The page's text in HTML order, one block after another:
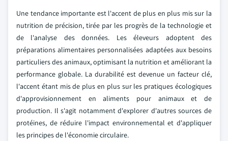
Une tendance importante est l'accent de plus en plus mis sur la
nutrition de précision, tirée par les progrès de la technologie et
de l'analyse des données. Les éleveurs adoptent des
préparations alimentaires personnalisées adaptées aux besoins
particuliers des animaux, optimisant la nutrition et améliorant la
performance globale. La durabilité est devenue un facteur clé,
l'accent étant mis de plus en plus sur les pratiques écologiques
d'approvisionnement en aliments pour animaux et de
production. Il s'agit notamment d'explorer d'autres sources de
protéines, de réduire l'impact environnemental et d'appliquer
les principes de l'économie circulaire.